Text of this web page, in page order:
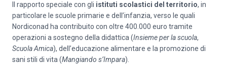
Il rapporto speciale con gli istituti scolastici del territorio, in
particolare le scuole primarie e dell’infanzia, verso le quali
Nordiconad ha contribuito con oltre 400.000 euro tramite
operazioni a sostegno della didattica (Insieme per la scuola,
Scuola Amica), dell’educazione alimentare e la promozione di
sani stili di vita (Mangiando s’Impara).